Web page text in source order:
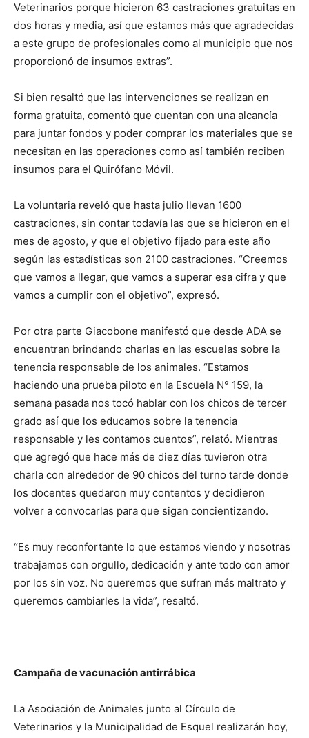
Veterinarios porque hicieron 63 castraciones gratuitas en
dos horas y media, así que estamos más que agradecidas
a este grupo de profesionales como al municipio que nos
proporcionó de insumos extras”.
Si bien resaltó que las intervenciones se realizan en
forma gratuita, comentó que cuentan con una alcancía
para juntar fondos y poder comprar los materiales que se
necesitan en las operaciones como así también reciben
insumos para el Quirófano Móvil.
La voluntaria reveló que hasta julio llevan 1600
castraciones, sin contar todavía las que se hicieron en el
mes de agosto, y que el objetivo fijado para este año
según las estadísticas son 2100 castraciones. “Creemos
que vamos a llegar, que vamos a superar esa cifra y que
vamos a cumplir con el objetivo”, expresó.
Por otra parte Giacobone manifestó que desde ADA se
encuentran brindando charlas en las escuelas sobre la
tenencia responsable de los animales. “Estamos
haciendo una prueba piloto en la Escuela N° 159, la
semana pasada nos tocó hablar con los chicos de tercer
grado así que los educamos sobre la tenencia
responsable y les contamos cuentos”, relató. Mientras
que agregó que hace más de diez días tuvieron otra
charla con alrededor de 90 chicos del turno tarde donde
los docentes quedaron muy contentos y decidieron
volver a convocarlas para que sigan concientizando.
“Es muy reconfortante lo que estamos viendo y nosotras
trabajamos con orgullo, dedicación y ante todo con amor
por los sin voz. No queremos que sufran más maltrato y
queremos cambiarles la vida”, resaltó.
Campaña de vacunación antirrábica
La Asociación de Animales junto al Círculo de
Veterinarios y la Municipalidad de Esquel realizarán hoy,